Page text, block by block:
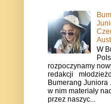
W
rozpoczynamy
redakcji
Bumerang Juniora
w nim materiały
przez naszyc...